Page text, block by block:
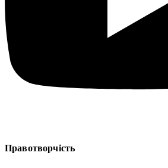
Правотворчість